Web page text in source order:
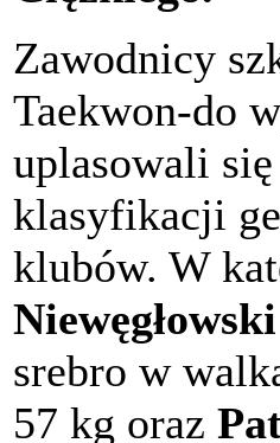
Zawodnicy
Taekwon-do
uplasowali
klasyfikacji
klubów. W
Niewęgłowski
srebro w
57 kg oraz